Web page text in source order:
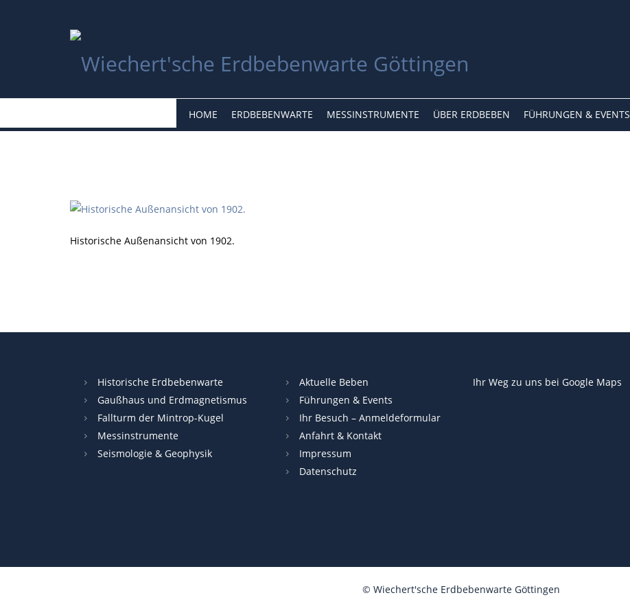
HOME ERDBEBENWARTE MESSINSTRUMENTE ÜBER ERDBEBEN FÜHRUNGEN & EVENTS
Historische Außenansicht von 1902.
Historische Erdbebenwarte
Gaußhaus und Erdmagnetismus
Fallturm der Mintrop-Kugel
Messinstrumente
Seismologie & Geophysik
Aktuelle Beben
Führungen & Events
Ihr Besuch – Anmeldeformular
Anfahrt & Kontakt
Impressum
Datenschutz
Ihr Weg zu uns beiGoogle Maps
© Wiechert'sche Erdbebenwarte Göttingen